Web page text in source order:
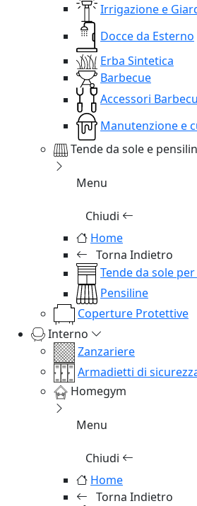
Irrigazione e
Docce da Esterno
Erba Sintetica
Barbecue
Accessori
Manutenzione e
Tende da sole e
Menu
Chiudi
Home
Torna Indietro
Tende da sole
Pensiline
Coperture Protettive
Interno
Zanzariere
Armadietti di
Homegym
Menu
Chiudi
Home
Torna Indietro